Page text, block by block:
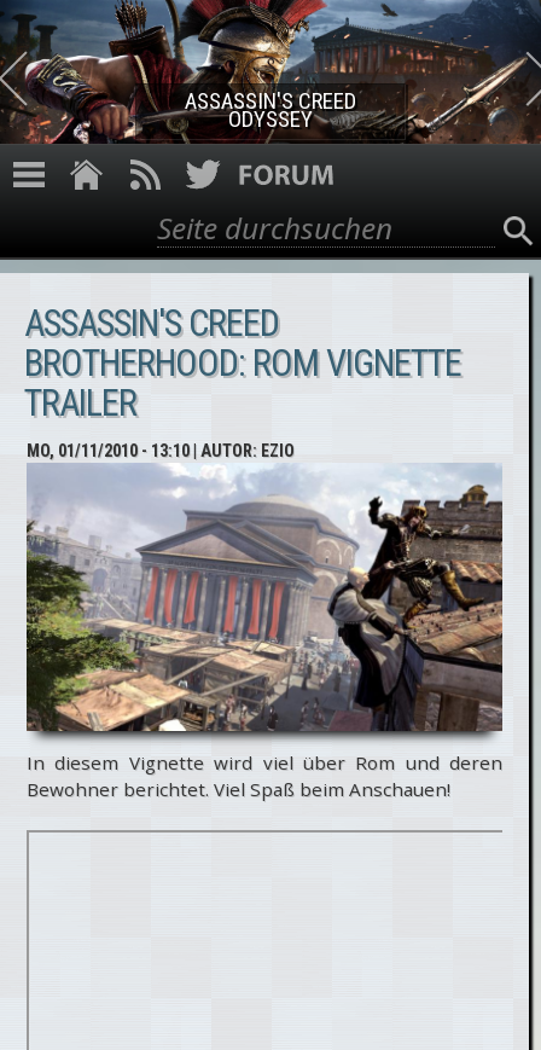
Direkt zum Inhalt
ASSASSIN'S CREED ROGUE
REMASTERED
Suchformular
Suche
ASSASSIN'S CREED
BROTHERHOOD: ROM VIGNETTE
TRAILER
MO, 01/11/2010 - 13:10| AUTOR: EZIO
In diesem Vignette wird viel über Rom und deren
Bewohner berichtet. Viel Spaß beim Anschauen!